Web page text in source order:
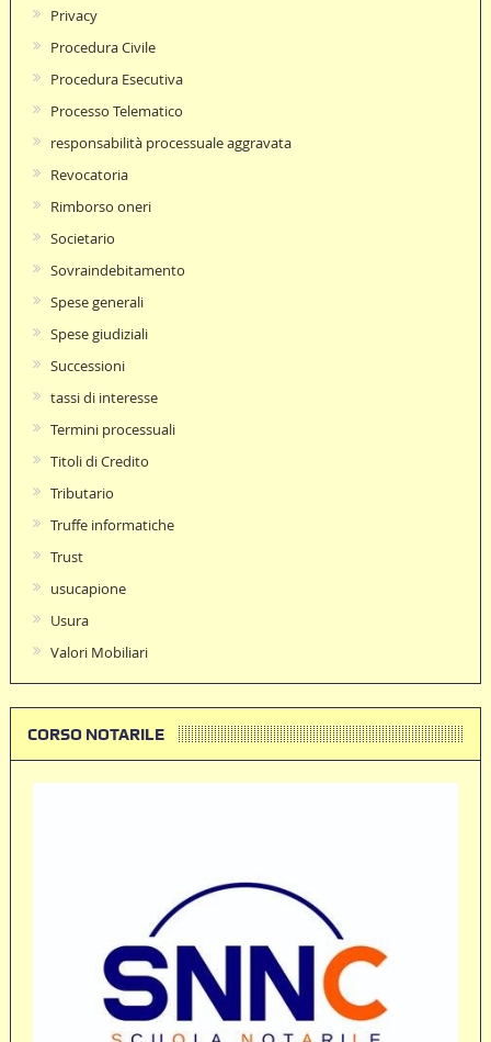
Privacy
Procedura Civile
Procedura Esecutiva
Processo Telematico
responsabilità processuale aggravata
Revocatoria
Rimborso oneri
Societario
Sovraindebitamento
Spese generali
Spese giudiziali
Successioni
tassi di interesse
Termini processuali
Titoli di Credito
Tributario
Truffe informatiche
Trust
usucapione
Usura
Valori Mobiliari
CORSO NOTARILE